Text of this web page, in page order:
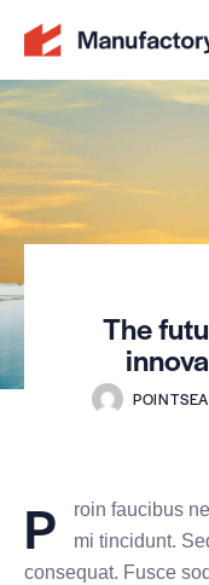
The
P
roin faucibus
mi tincidunt.
consequat. Fusce